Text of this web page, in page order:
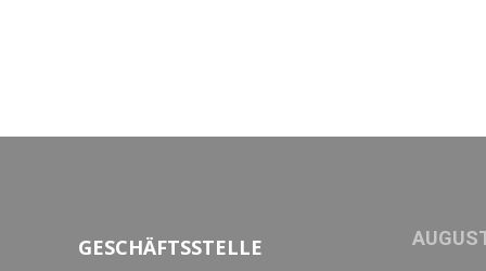
GESCHÄFTSSTELLE